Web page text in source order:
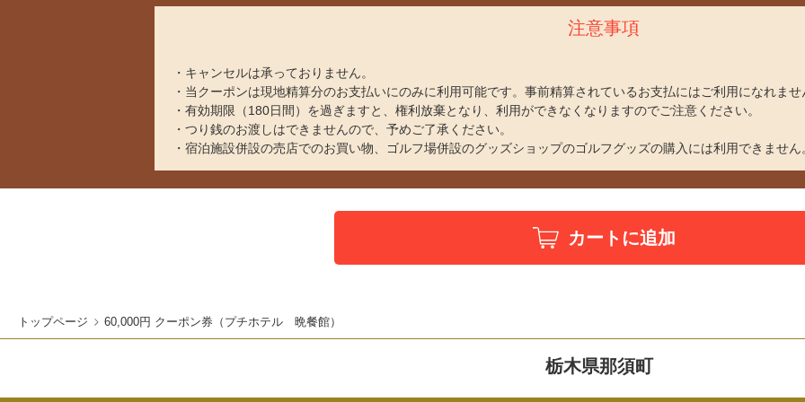
注意事項
キャンセルは承っておりません。
当クーポンは現地精算分のお支払いにのみに利用可能です。事前精算されているお支払にはご利用になれませ
有効期限（180日間）を過ぎますと、権利放棄となり、利用ができなくなりますのでご注意ください。
つり銭のお渡しはできませんので、予めご了承ください。
宿泊施設併設の売店でのお買い物、ゴルフ場併設のグッズショップのゴルフグッズの購入には利用できません
カートに追加
トップページ 60,000円 クーポン券（プチホテル 晩餐館）
栃木県那須町